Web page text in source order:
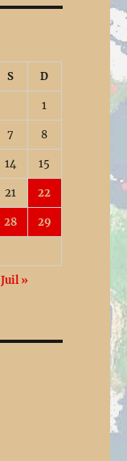
S D
1
7 8
14 15
21 22
28 29
Juil »